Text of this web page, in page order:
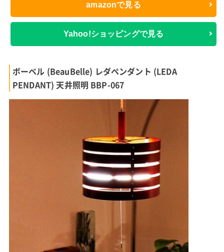
amazonで見る
Yahoo!ショッピングで見る
ボーベル (BeauBelle) レダペンダント (LEDA
PENDANT) 天井照明 BBP-067